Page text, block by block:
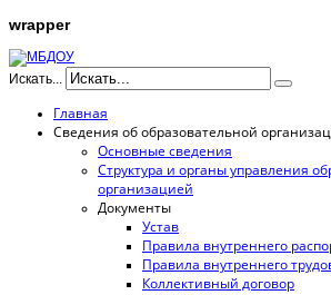
wrapper
Искать...
Главная
Сведения об образовательной
Основные сведения
Структура и органы управления
организацией
Документы
Устав
Правила внутреннего
Правила внутреннего
Коллективный договор